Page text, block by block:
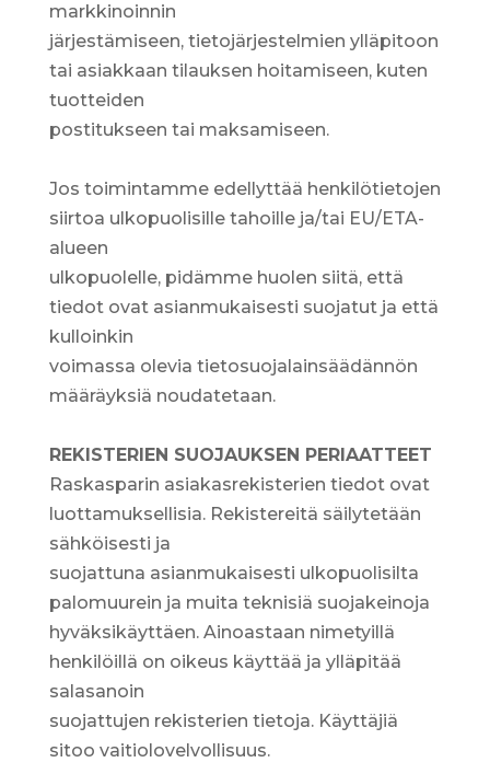
markkinoinnin
järjestämiseen, tietojärjestelmien ylläpitoon
tai asiakkaan tilauksen hoitamiseen, kuten
tuotteiden
postitukseen tai maksamiseen.
Jos toimintamme edellyttää henkilötietojen
siirtoa ulkopuolisille tahoille ja/tai EU/ETA-
alueen
ulkopuolelle, pidämme huolen siitä, että
tiedot ovat asianmukaisesti suojatut ja että
kulloinkin
voimassa olevia tietosuojalainsäädännön
määräyksiä noudatetaan.
REKISTERIEN SUOJAUKSEN PERIAATTEET
Raskasparin asiakasrekisterien tiedot ovat
luottamuksellisia. Rekistereitä säilytetään
sähköisesti ja
suojattuna asianmukaisesti ulkopuolisilta
palomuurein ja muita teknisiä suojakeinoja
hyväksikäyttäen. Ainoastaan nimetyillä
henkilöillä on oikeus käyttää ja ylläpitää
salasanoin
suojattujen rekisterien tietoja. Käyttäjiä
sitoo vaitiolovelvollisuus.